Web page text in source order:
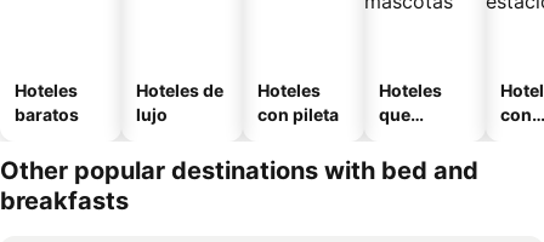
Hoteles
baratos
Hoteles de
lujo
Hoteles
con pileta
Hoteles
que
mascotas
con
Other popular destinations with bed and
breakfasts